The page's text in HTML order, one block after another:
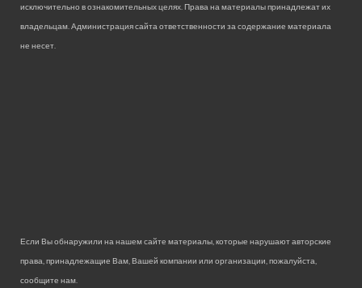
исключительно в ознакомительных целях. Права на материалы принадлежат их
владельцам. Администрация сайта ответственности за содержание материала
не несет.
Если Вы обнаружили на нашем сайте материалы, которые нарушают авторские
права, принадлежащие Вам, Вашей компании или организации, пожалуйста,
сообщите нам.